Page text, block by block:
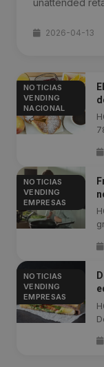
2026-04-13
NOTICIAS
VENDING
NACIONAL
NOTICIAS
VENDING
EMPRESAS
NOTICIAS
VENDING
EMPRESAS